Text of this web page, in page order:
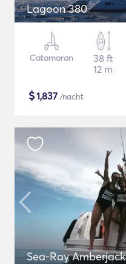
Lagoon 380
Catamaran
38 ft
12 m
$1,837 /nacht
Sea-Ray Amberjack